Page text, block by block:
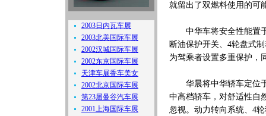
2003日内瓦车展
2003北美国际车展
2002汉城国际车展
2002东京国际车展
天津车展香车美女
2002北京国际车展
第23届曼谷汽车展
2001上海国际车展
就留出了双燃料使用的可
中华车将安全性能置于
断油保护开关、4轮盘式
为驾乘者设置多重保护，
华晨将中华轿车定位
中高档轿车，对舒适性自
忽视。动力转向系统、4